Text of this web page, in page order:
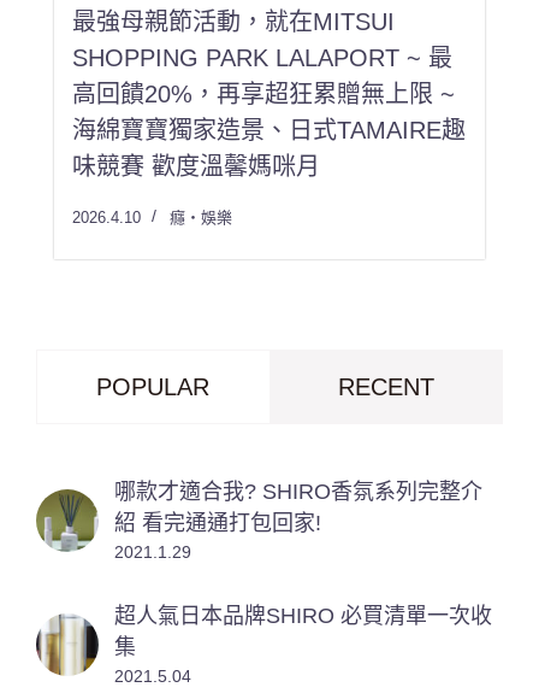
最強母親節活動，就在MITSUI
SHOPPING PARK LALAPORT ~ 最
高回饋20%，再享超狂累贈無上限 ~
海綿寶寶獨家造景、日式TAMAIRE趣
味競賽 歡度溫馨媽咪月
2026.4.10 癮・娛樂
POPULAR RECENT
哪款才適合我? SHIRO香氛系列完整介
紹 看完通通打包回家!
2021.1.29
超人氣日本品牌SHIRO 必買清單一次收
集
2021.5.04